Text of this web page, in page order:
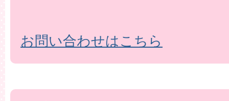
お問い合わせはこちら